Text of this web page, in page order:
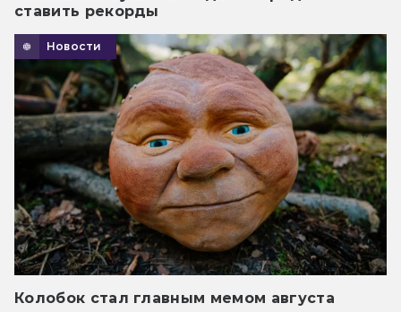
ставить рекорды
Новости
Колобок стал главным мемом августа